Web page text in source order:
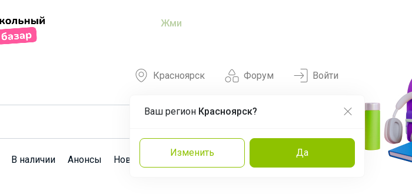
Жми
Форум
Красноярск
Ваш регион Красноярск?
Изменить Да
Войти
В наличии Анонсы Новости Команда Эксперты